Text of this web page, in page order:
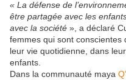
« La défense de
être partagée avec les
avec la société », a déclaré
femmes qui sont conscientes
leur vie quotidienne, dans
enfants.
Dans la communauté maya